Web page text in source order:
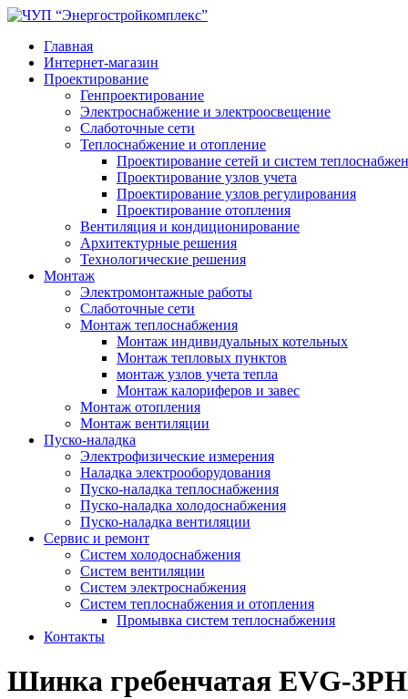
Главная
Интернет-магазин
Проектирование
Генпроектирование
Электроснабжение и электроосвещение
Слаботочные сети
Теплоснабжение и отопление
Проектирование сетей и систем
Проектирование узлов учета
Проектирование узлов регулирования
Проектирование отопления
Вентиляция и кондиционирование
Архитектурные решения
Технологические решения
Монтаж
Электромонтажные работы
Слаботочные сети
Монтаж теплоснабжения
Монтаж индивидуальных котельных
Монтаж тепловых пунктов
монтаж узлов учета тепла
Монтаж калориферов и завес
Монтаж отопления
Монтаж вентиляции
Пуско-наладка
Электрофизические измерения
Наладка электрооборудования
Пуско-наладка теплоснабжения
Пуско-наладка холодоснабжения
Пуско-наладка вентиляции
Сервис и ремонт
Систем холодоснабжения
Систем вентиляции
Систем электроснабжения
Систем теплоснабжения и отопления
Промывка систем теплоснабжения
Контакты
Шинка гребенчатая EVG-